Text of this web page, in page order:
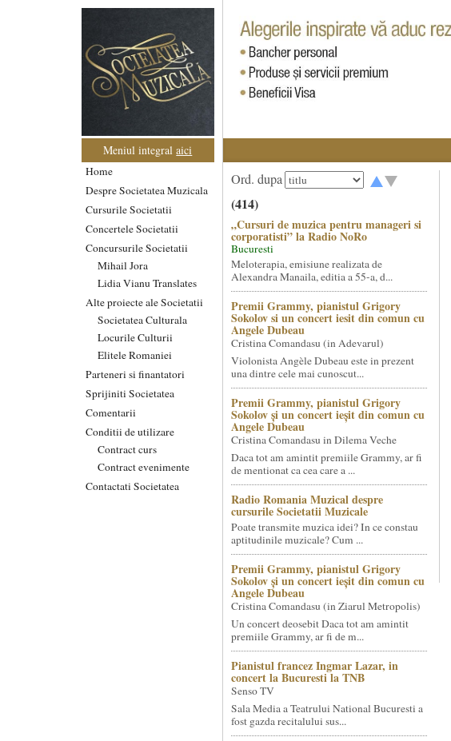
Meniul integralaici
Home
Despre Societatea Muzicala
Cursurile Societatii
Concertele Societatii
Concursurile Societatii
Mihail Jora
Lidia Vianu Translates
Alte proiecte ale Societatii
Societatea Culturala
Locurile Culturii
Elitele Romaniei
Parteneri si finantatori
Sprijiniti Societatea
Comentarii
Conditii de utilizare
Contract curs
Contract evenimente
Contactati Societatea
Ord. dupa
(414)
„Cursuri de muzica pentru manageri si
corporatisti” la Radio NoRo
Bucuresti
Meloterapia, emisiune realizata de
Alexandra Manaila, editia a 55-a, d...
Premii Grammy, pianistul Grigory
Sokolov si un concert iesit din comun cu
Angele Dubeau
Cristina Comandasu (in Adevarul)
Violonista Angèle Dubeau este in prezent
una dintre cele mai cunoscut...
Premii Grammy, pianistul Grigory
Sokolov și un concert ieșit din comun cu
Angele Dubeau
Cristina Comandasu in Dilema Veche
Daca tot am amintit premiile Grammy, ar fi
de mentionat ca cea care a ...
Radio Romania Muzical despre
cursurile Societatii Muzicale
Poate transmite muzica idei? In ce constau
aptitudinile muzicale? Cum ...
Premii Grammy, pianistul Grigory
Sokolov și un concert ieșit din comun cu
Angele Dubeau
Cristina Comandasu (in Ziarul Metropolis)
Un concert deosebit Daca tot am amintit
premiile Grammy, ar fi de m...
Pianistul francez Ingmar Lazar, in
concert la Bucuresti la TNB
Senso TV
Sala Media a Teatrului National Bucuresti a
fost gazda recitalului sus...